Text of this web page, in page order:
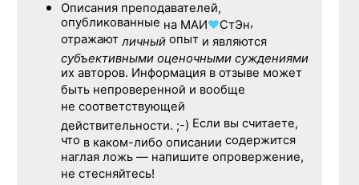
Описания преподавателей,
опубликованные на МАИ♥СтЭн,
отражаютличный опыт и являются
субъективными оценочными суждениями
их авторов. Информация в отзыве может
быть непроверенной и вообще
не соответствующей
действительности. ;-) Если вы считаете,
что в каком-либо описании содержится
наглая ложь — напишите опровержение,
не стесняйтесь!